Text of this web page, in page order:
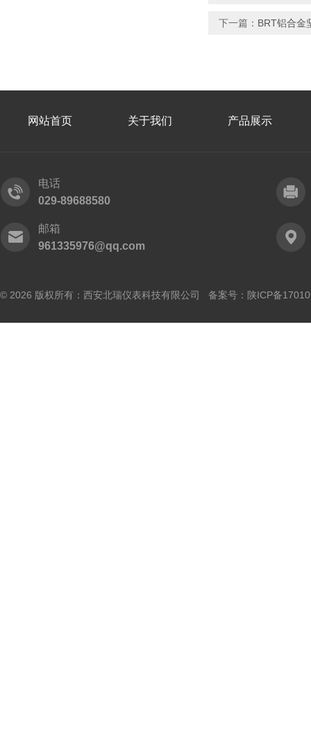
下一篇： BRT铝合金
网站首页 关于我们 产品展示
电话
029-89688580
邮箱
961335976@qq.com
© 2026 版权所有：西安北瑞仪表科技有限公司 备案号： 陕ICP备